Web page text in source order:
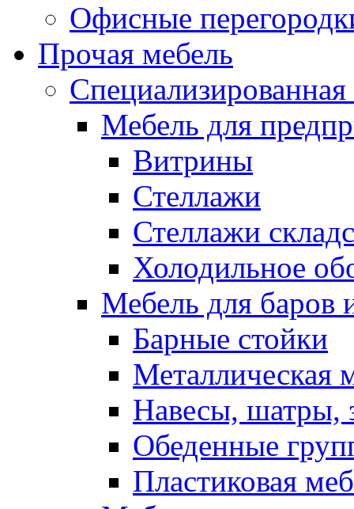
Офисные
Прочая мебель
Специализированная
Мебель для
Витрины
Стеллажи
Стеллажи
Холодильное
Мебель для баров
Барные стойки
Металлическая
Навесы, шатры,
Обеденные
Пластиковая